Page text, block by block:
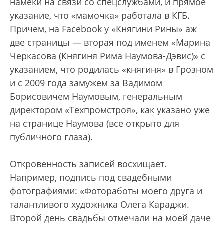
указание, что «мамочка» работала в КГБ.
Причем, на Facebook у «Княгини Рины» аж
две страницы — вторая под именем «Марина
Черкасова (Княгиня Рима Наумова-Дэвис)» с
указанием, что родилась «княгиня» в Грозном
и с 2009 года замужем за Вадимом
Борисовичем Наумовым, генеральным
директором «Техпромстроя», как указано уже
на странице Наумова (все открыто для
публичного глаза).
Откровенность записей восхищает.
Например, подпись под свадебными
фотографиями: «Фотоработы моего друга и
талантливого художника Олега Караджи.
Второй день свадьбы отмечали на моей даче